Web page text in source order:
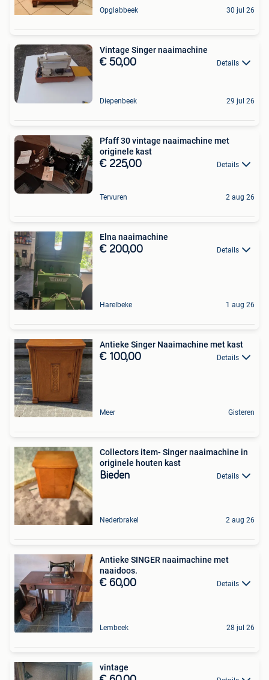
Opglabbeek 30 jul 26
Vintage Singer naaimachine
€ 50,00 Details
Diepenbeek 29 jul 26
Pfaff 30 vintage naaimachine met
originele kast
€ 225,00 Details
Tervuren 2 aug 26
Elna naaimachine
€ 200,00 Details
Harelbeke 1 aug 26
Antieke Singer Naaimachine met kast
€ 100,00 Details
Meer Gisteren
Collectors item- Singer naaimachine in
originele houten kast
Bieden Details
Nederbrakel 2 aug 26
Antieke SINGER naaimachine met
naaidoos.
€ 60,00 Details
Lembeek 28 jul 26
vintage